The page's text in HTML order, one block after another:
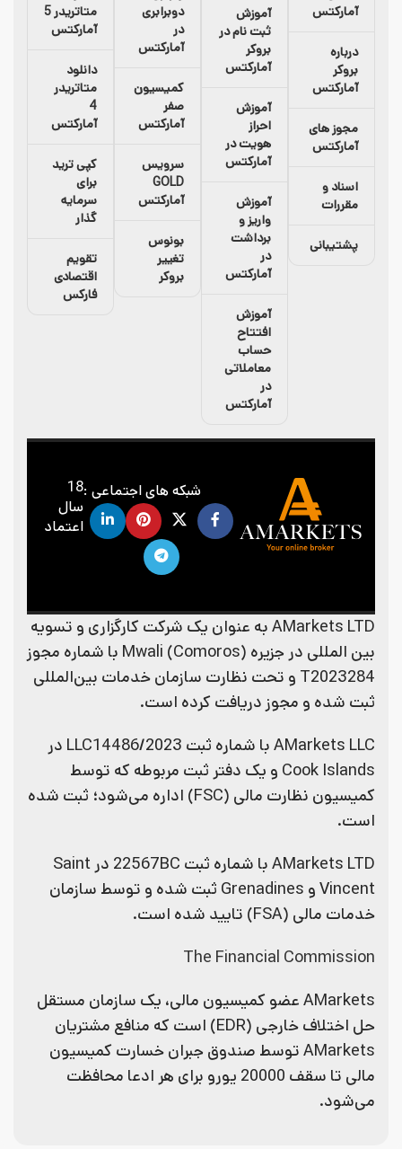
آمارکتس
درباره
بروکر
آمارکتس
مجوز های
آمارکتس
اسناد و
مقررات
پشتیبانی
آموزش
ثبت نام در
بروکر
آمارکتس
آموزش
احراز
هویت در
آمارکتس
آموزش
واریز و
برداشت
در
آمارکتس
آموزش
افتتاح
حساب
معاملاتی
در
آمارکتس
دوبرابری
در
آمارکتس
کمیسیون
صفر
آمارکتس
سرویس
GOLD
آمارکتس
بونوس
تغییر
بروکر
متاتریدر 5
آمارکتس
دانلود
متاتریدر
4
آمارکتس
کپی ترید
برای
سرمایه
گذار
تقویم
اقتصادی
فارکس
شبکه های اجتماعی :18
سال
اعتماد
AMarkets LTD به عنوان یک شرکت کارگزاری و تسویه
بین المللی در جزیره (Mwali (Comoros با شماره مجوز
T2023284 و تحت نظارت سازمان خدمات بین‌المللی
ثبت شده و مجوز دریافت کرده است.
AMarkets LLC با شماره ثبت LLC14486/2023 در
Cook Islands و یک دفتر ثبت مربوطه که توسط
کمیسیون نظارت مالی (FSC) اداره می‌شود؛ ثبت شده
است.
AMarkets LTD با شماره ثبت 22567BC در Saint
Vincent و Grenadines ثبت شده و توسط سازمان
خدمات مالی (FSA) تایید شده است.
The Financial Commission
AMarkets عضو کمیسیون مالی، یک سازمان مستقل
حل اختلاف خارجی (EDR) است که منافع مشتریان
AMarkets توسط صندوق جبران خسارت کمیسیون
مالی تا سقف 20000 یورو برای هر ادعا محافظت
می‌شود.